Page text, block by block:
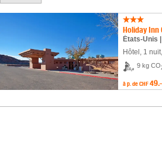
Holiday Inn
Hôtel , 1 nuit
9 kg CO
à p. de CHF